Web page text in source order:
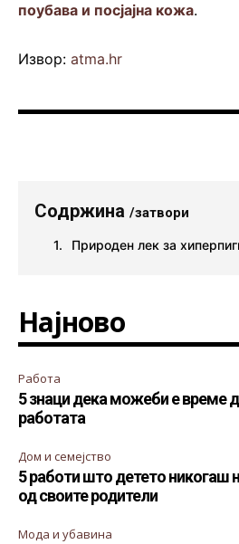
поубава и посјајна кожа.
Извор: atma.hr
Содржина /затвори
Природен лек за
Најново
Работа
5 знаци дека можеби е време
работата
Дом и семејство
5 работи што детето никогаш
од своите родители
Мода и убавина